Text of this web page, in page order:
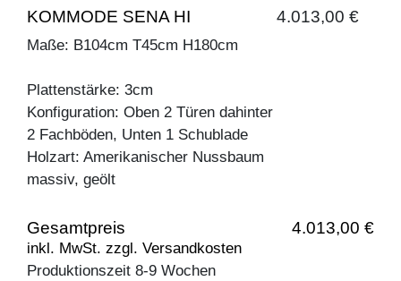
KOMMODE SENA HI 4.013,00 €
Maße: B104cm T45cm H180cm
Plattenstärke: 3cm
Konfiguration: Oben 2 Türen dahinter
2 Fachböden, Unten 1 Schublade
Holzart: Amerikanischer Nussbaum
massiv, geölt
Gesamtpreis 4.013,00 €
inkl. MwSt. zzgl. Versandkosten
Produktionszeit 8-9 Wochen